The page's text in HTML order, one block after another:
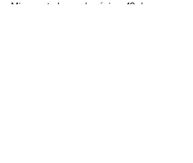
Minnesota Lynx el próximo 19 de mayo